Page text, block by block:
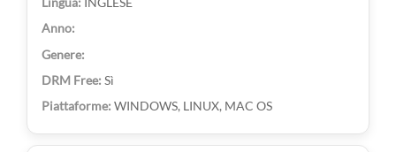
Sì
WINDOWS, LINUX, MAC OS